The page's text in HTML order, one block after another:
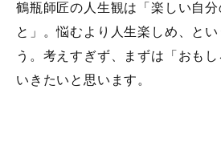
鶴瓶師匠の人生観は「楽しい自分
と」。悩むより人生楽しめ、と
う。考えすぎず、まずは「おも
いきたいと思います。